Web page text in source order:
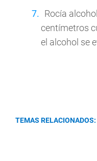
Rocía
centímetros
el alcohol se
TEMAS RELACIONADOS: